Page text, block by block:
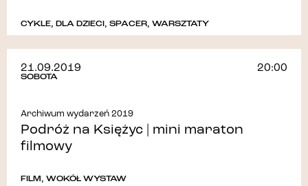
CYKLE, DLA DZIECI, SPACER, WARSZTATY
21.09.2019
SOBOTA
20:00
Archiwum wydarzeń 2019
Podróż na Księżyc | mini maraton
filmowy
FILM, WOKÓŁ WYSTAW